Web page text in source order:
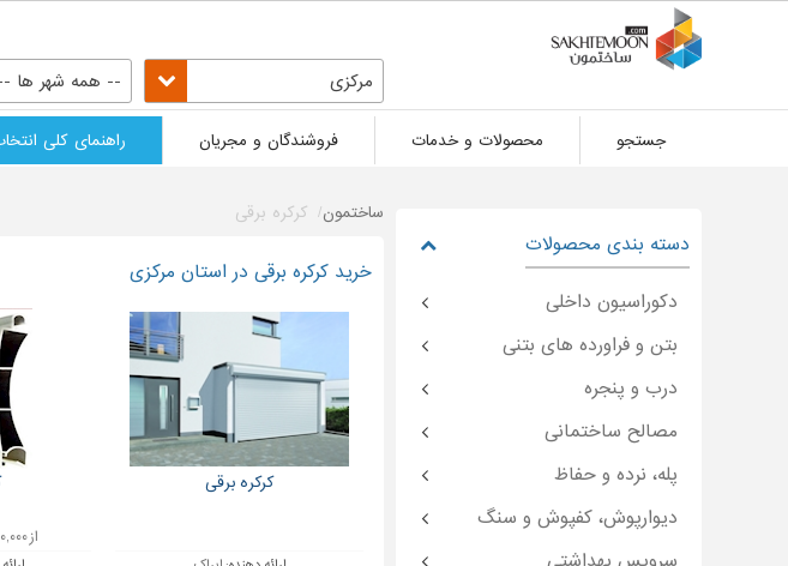
مرکزی -- همه شهر ها
جستجو محصولات و خدمات فروشندگان و مجریان راهنمای کلی
ساختمون کرکره برقی
خرید کرکره برقی در استان مرکزی
کرکره برقی
از ۴۰۰,۰۰۰ تا ۸۰۰,۰۰۰ تومان
دسته بندی محصولات
دکوراسیون داخلی
بتن و فراورده های بتنی
درب و پنجره
مصالح ساختمانی
پله، نرده و حفاظ
دیوارپوش، کفپوش و سنگ